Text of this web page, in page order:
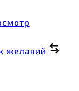
желаний